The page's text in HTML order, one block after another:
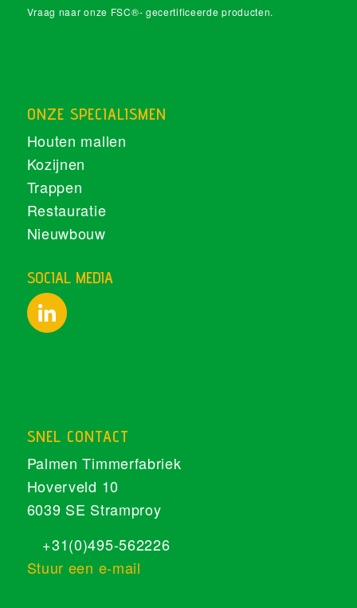
Vraag naar onze FSC®- gecertificeerde producten.
ONZE SPECIALISMEN
Houten mallen
Kozijnen
Trappen
Restauratie
Nieuwbouw
SOCIAL MEDIA
SNEL CONTACT
Palmen Timmerfabriek
Hoverveld 10
6039 SE Stramproy
+31(0)495-562226
Stuur een e-mail